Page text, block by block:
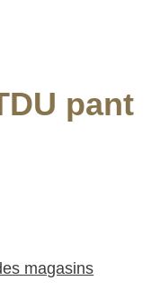
pant
magasins